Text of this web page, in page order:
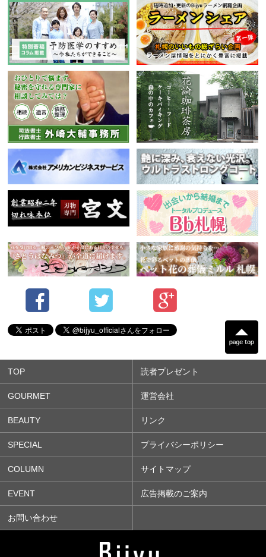
TOP 読者プレゼント
GOURMET 運営会社
BEAUTY リンク
SPECIAL プライバシーポリシー
COLUMN サイトマップ
EVENT 広告掲載のご案内
お問い合わせ